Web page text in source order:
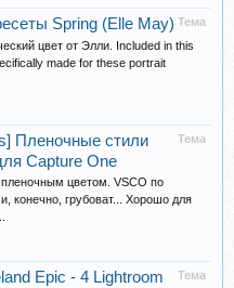
Тема
Spring (Elle May)
цвет от Элли. Included in this
made for these portrait
Тема
Пленочные стили
Capture One
цветом. VSCO по
конечно, грубоват... Хорошо для
Тема
Epic - 4 Lightroom